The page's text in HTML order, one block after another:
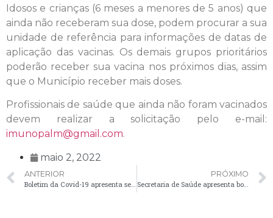
Idosos e crianças (6 meses a menores de 5 anos) que
ainda não receberam sua dose, podem procurar a sua
unidade de referência para informações de datas de
aplicação das vacinas. Os demais grupos prioritários
poderão receber sua vacina nos próximos dias, assim
que o Município receber mais doses.
Profissionais de saúde que ainda não foram vacinados
devem realizar a solicitação pelo e-mail:
imunopalm@gmail.com.
maio 2, 2022
ANTERIOR
PRÓXIMO
Secretaria de Saúde apresenta boletim da Covid-19 desta terça-feira (3)